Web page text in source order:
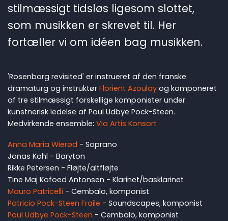
stilmæssigt tidsløs ligesom slottet,
som musikken er skrevet til. Her
fortæller vi om idéen bag musikken.
'Rosenborg revisited' er instrueret af den franske
dramaturg og instruktør Florient Azoulay og komponeret
af tre stilmæssigt forskellige komponister under
kunstnerisk ledelse af Poul Udbye Pock-Steen.
Medvirkende ensemble: Via Artis Konsort
Anna Maria Wierød - Soprano
Jonas Kohl - Baryton
Rikke Petersen - Fløjte/altfløjte
Tine Maj Kofoed Antonsen - Klarinet/basklarinet
Mauro Patricelli - Cembalo, komponist
Patricio Pock-Steen Fraile - Soundscapes, komponist
Poul Udbye Pock-Steen - Cembalo, komponist